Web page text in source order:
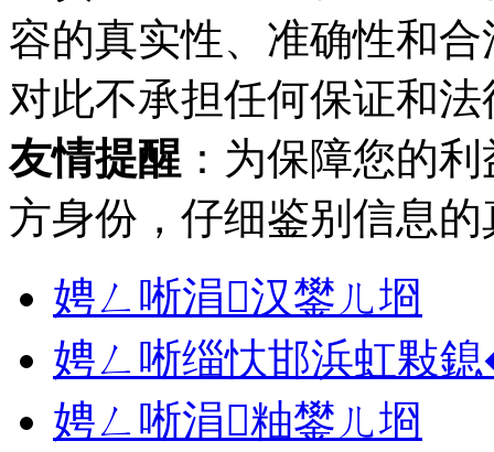
容的真实性、准确性和
对此不承担任何保证和
友情提醒 ：为保障您的
方身份，仔细鉴别信息
娉ㄥ唽涓汉鐢ㄦ埛
娉ㄥ唽缁忕邯浜虹敤
娉ㄥ唽涓粙鐢ㄦ埛